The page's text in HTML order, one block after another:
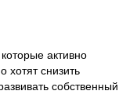
активно
хотят снизить
собственный